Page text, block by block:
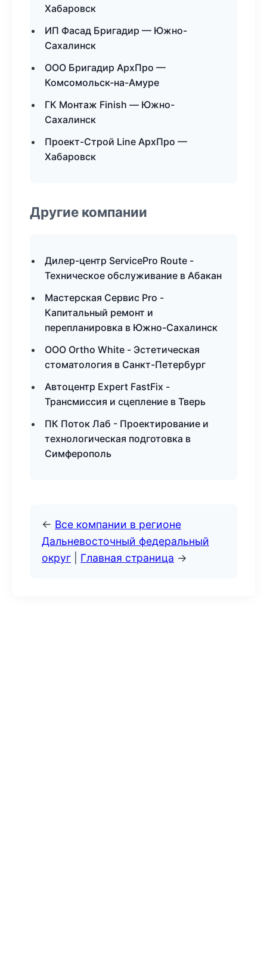
Хабаровск
ИП Фасад Бригадир — Южно-
Сахалинск
ООО Бригадир АрхПро —
Комсомольск-на-Амуре
ГК Монтаж Finish — Южно-
Сахалинск
Проект-Строй Line АрхПро —
Хабаровск
Другие компании
Дилер-центр ServicePro Route -
Техническое обслуживание в Абакан
Мастерская Сервис Pro -
Капитальный ремонт и
перепланировка в Южно-Сахалинск
ООО Ortho White - Эстетическая
стоматология в Санкт-Петербург
Автоцентр Expert FastFix -
Трансмиссия и сцепление в Тверь
ПК Поток Лаб - Проектирование и
технологическая подготовка в
Симферополь
← Все компании в регионе
Дальневосточный федеральный
округ
Главная страница →